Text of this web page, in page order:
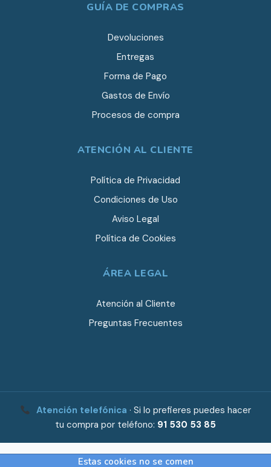
GUÍA DE COMPRAS
Devoluciones
Entregas
Forma de Pago
Gastos de Envío
Procesos de compra
ATENCIÓN AL CLIENTE
Política de Privacidad
Condiciones de Uso
Aviso Legal
Política de Cookies
ÁREA LEGAL
Atención al Cliente
Preguntas Frecuentes
Atención telefónica · Si lo prefieres puedes hacer
tu compra por teléfono: 91 530 53 85
Estas cookies no se comen